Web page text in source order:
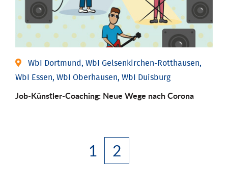
WbI Dortmund, WbI Gelsenkirchen-Rotthausen,
WbI Essen, WbI Oberhausen, WbI Duisburg
Job-Künstler-Coaching: Neue Wege nach Corona
1 2